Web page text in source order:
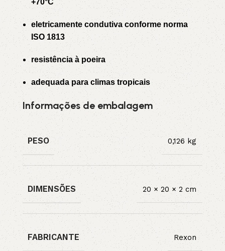
+70°C
eletricamente condutiva conforme norma
ISO 1813
resistência à poeira
adequada para climas tropicais
Informações de embalagem
PESO 0,126 kg
DIMENSÕES 20 × 20 × 2 cm
FABRICANTE Rexon